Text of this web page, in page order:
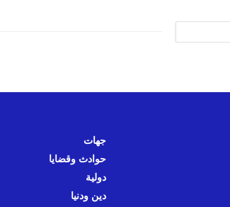
جهات
حوادث وقضايا
دولية
دين ودنيا